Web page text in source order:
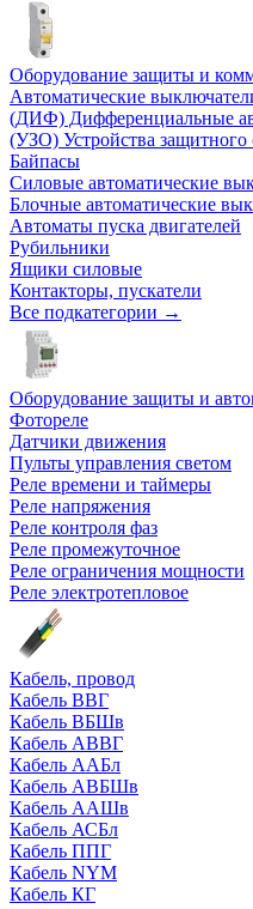
Оборудование защиты и
Автоматические
(ДИФ) Дифференциальные
(УЗО) Устройства
Байпасы
Силовые автоматические
Блочные автоматические
Автоматы пуска двигателей
Рубильники
Ящики силовые
Контакторы, пускатели
Все подкатегории →
Оборудование защиты и
Фотореле
Датчики движения
Пульты управления светом
Реле времени и таймеры
Реле напряжения
Реле контроля фаз
Реле промежуточное
Реле ограничения мощности
Реле электротепловое
Кабель, провод
Кабель ВВГ
Кабель ВБШв
Кабель АВВГ
Кабель ААБл
Кабель АВБШв
Кабель ААШв
Кабель АСБл
Кабель ППГ
Кабель NYM
Кабель КГ